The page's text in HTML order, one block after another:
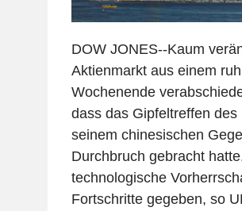
DOW JONES--Kaum
Aktienmarkt aus einem
Wochenende
dass das Gipfeltreffen
seinem chinesischen
Durchbruch gebracht
technologische
Fortschritte gegeben, so